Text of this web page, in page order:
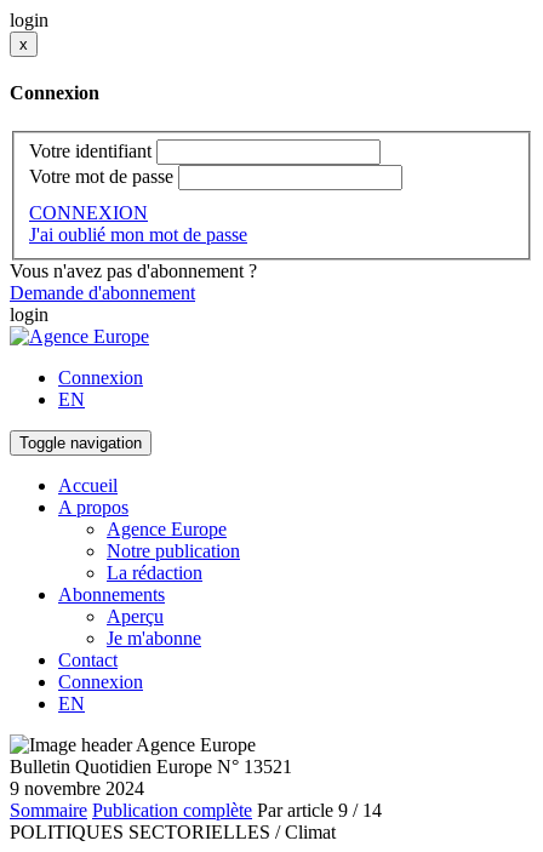
login
x
Connexion
Votre identifiant
Votre mot de passe
CONNEXION
J'ai oublié mon mot de passe
Vous n'avez pas d'abonnement ?
Demande d'abonnement
login
Connexion
EN
Toggle navigation
Accueil
A propos
Agence Europe
Notre publication
La rédaction
Abonnements
Aperçu
Je m'abonne
Contact
Connexion
EN
Bulletin Quotidien Europe N° 13521
9 novembre 2024
Sommaire Publication complète Par article 9 / 14
POLITIQUES SECTORIELLES / Climat